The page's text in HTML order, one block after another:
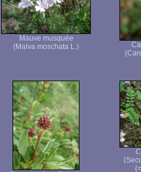
Mauve musquée
(Malva moschata L.)